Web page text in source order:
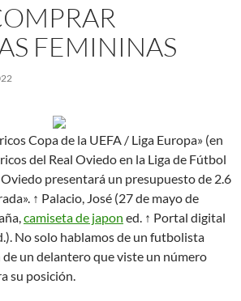
FEMININAS
Copa de la UEFA / Liga Europa» (en
del Real Oviedo en la Liga de Fútbol
Oviedo presentará un presupuesto de 2.6
↑ Palacio, José (27 de mayo de
camiseta de japon ed. ↑ Portal digital
No solo hablamos de un futbolista
un delantero que viste un número
su posición.